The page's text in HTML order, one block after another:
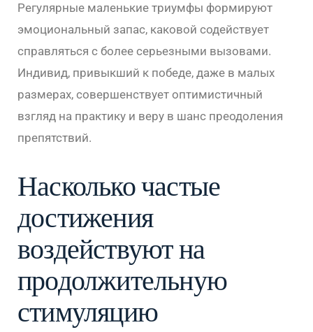
Регулярные маленькие триумфы формируют
эмоциональный запас, каковой содействует
справляться с более серьезными вызовами.
Индивид, привыкший к победе, даже в малых
размерах, совершенствует оптимистичный
взгляд на практику и веру в шанс преодоления
препятствий.
Насколько частые
достижения
воздействуют на
продолжительную
стимуляцию